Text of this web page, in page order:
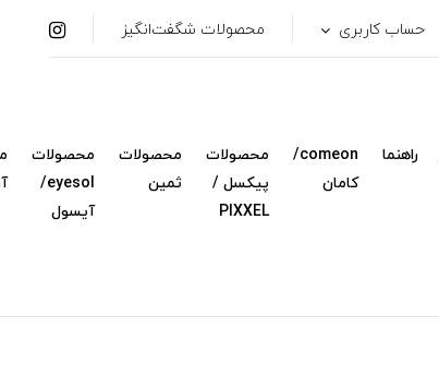
حساب کاربری محصولات شگفت‌انگیز
راهنما
comeon/
کامان
محصولات
پیکسل /
PIXXEL
محصولات
ثمین
محصولات
eyesol/
آیسول